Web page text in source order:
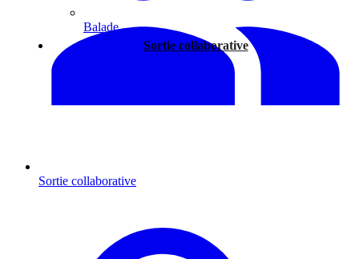
Balade
Sortie collaborative
Sortie collaborative